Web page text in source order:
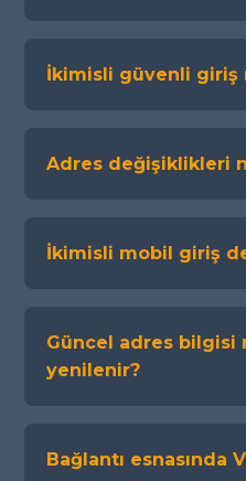
İkimisli güvenli giriş
Adres değişiklikleri
İkimisli mobil giriş
Güncel adres bilgisi
yenilenir?
Bağlantı esnasında